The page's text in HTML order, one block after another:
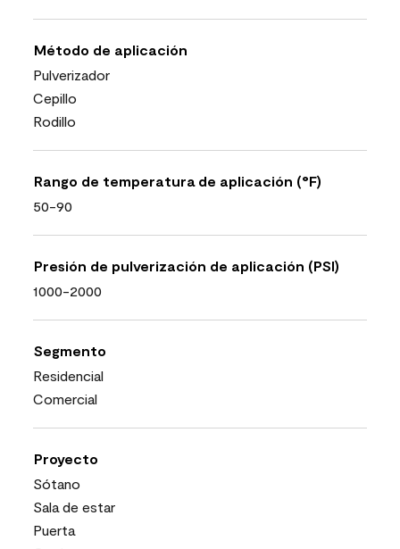
Método de aplicación
Pulverizador
Cepillo
Rodillo
Rango de temperatura de aplicación (°F)
50-90
Presión de pulverización de aplicación (PSI)
1000-2000
Segmento
Residencial
Comercial
Proyecto
Sótano
Sala de estar
Puerta